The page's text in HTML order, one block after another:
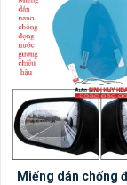
Miếng dán chống